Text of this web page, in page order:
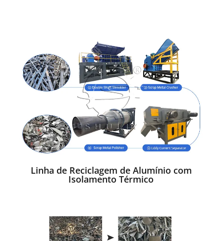
Linha de Reciclagem de Alumínio com
Isolamento Térmico